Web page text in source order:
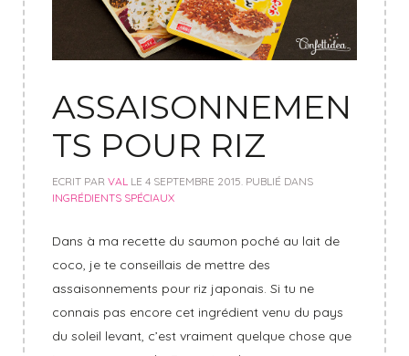
ASSAISONNEMEN
TS POUR RIZ
ECRIT PAR VAL LE 4 SEPTEMBRE 2015 . PUBLIÉ DANS
INGRÉDIENTS SPÉCIAUX
Dans à ma recette du saumon poché au lait de
coco, je te conseillais de mettre des
assaisonnements pour riz japonais. Si tu ne
connais pas encore cet ingrédient venu du pays
du soleil levant, c’est vraiment quelque chose que